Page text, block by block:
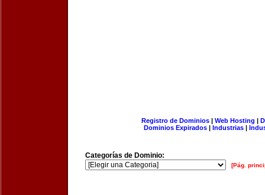
Registro de Dominios| Web Hosting |
Dominios Expirados | Industrias |
Categorías de Dominio:
[Pág.